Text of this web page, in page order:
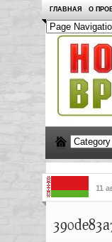
ГЛАВНАЯ О
11